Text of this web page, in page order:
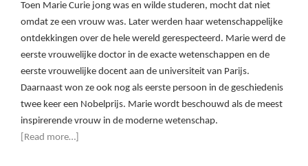
Toen Marie Curie jong was en wilde studeren, mocht dat niet
omdat ze een vrouw was. Later werden haar wetenschappelijke
ontdekkingen over de hele wereld gerespecteerd. Marie werd de
eerste vrouwelijke doctor in de exacte wetenschappen en de
eerste vrouwelijke docent aan de universiteit van Parijs.
Daarnaast won ze ook nog als eerste persoon in de geschiedenis
twee keer een Nobelprijs. Marie wordt beschouwd als de meest
inspirerende vrouw in de moderne wetenschap.
[Read more…]